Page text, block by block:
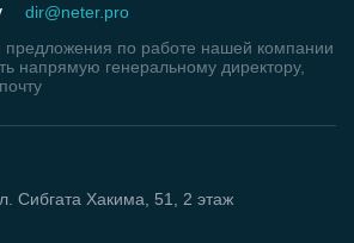
Сибгата Хакима, 51, 2 этаж
dir@neter.pro
по работе нашей компании
напрямую генеральному директору,